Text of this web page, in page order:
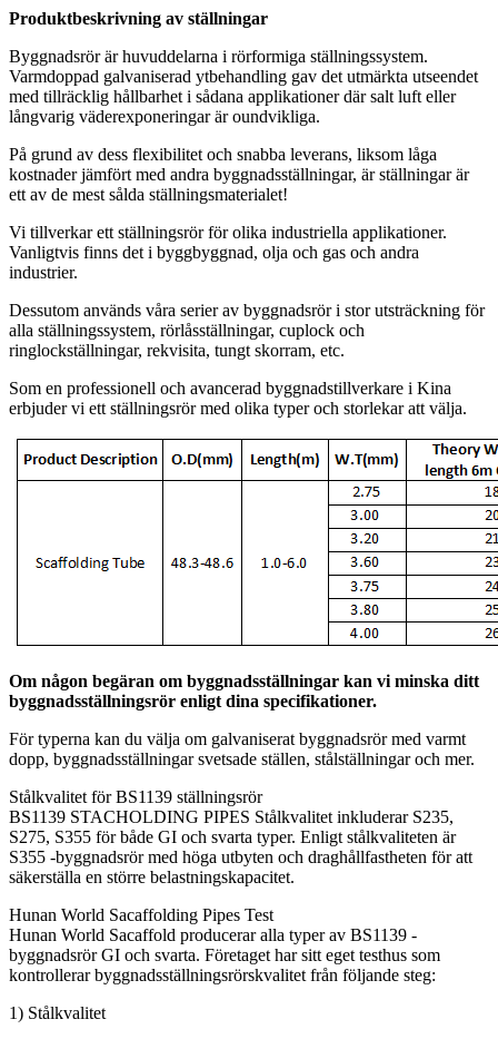
Produktbeskrivning av ställningar
Byggnadsrör är huvuddelarna i rörformiga ställningssystem.
Varmdoppad galvaniserad ytbehandling gav det utmärkta utseendet
med tillräcklig hållbarhet i sådana applikationer där salt luft eller
långvarig väderexponeringar är oundvikliga.
På grund av dess flexibilitet och snabba leverans, liksom låga
kostnader jämfört med andra byggnadsställningar, är ställningar är
ett av de mest sålda ställningsmaterialet!
Vi tillverkar ett ställningsrör för olika industriella applikationer.
Vanligtvis finns det i byggbyggnad, olja och gas och andra
industrier.
Dessutom används våra serier av byggnadsrör i stor utsträckning för
alla ställningssystem, rörlåsställningar, cuplock och
ringlockställningar, rekvisita, tungt skorram, etc.
Som en professionell och avancerad byggnadstillverkare i Kina
erbjuder vi ett ställningsrör med olika typer och storlekar att välja.
Om någon begäran om byggnadsställningar kan vi minska ditt
byggnadsställningsrör enligt dina specifikationer.
För typerna kan du välja om galvaniserat byggnadsrör med varmt
dopp, byggnadsställningar svetsade ställen, stålställningar och mer.
Stålkvalitet för BS1139 ställningsrör
BS1139 STACHOLDING PIPES Stålkvalitet inkluderar S235,
S275, S355 för både GI och svarta typer. Enligt stålkvaliteten är
S355 -byggnadsrör med höga utbyten och draghållfastheten för att
säkerställa en större belastningskapacitet.
Hunan World Sacaffolding Pipes Test
Hunan World Sacaffold producerar alla typer av BS1139 -
byggnadsrör GI och svarta. Företaget har sitt eget testhus som
kontrollerar byggnadsställningsrörskvalitet från följande steg:
1) Stålkvalitet